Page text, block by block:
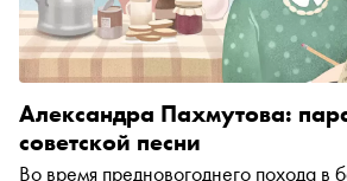
Александра Пахмутова:
советской песни
Во время предновогоднего похода в